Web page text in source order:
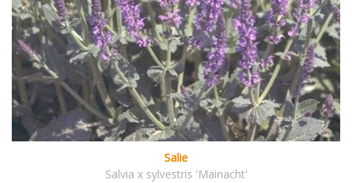
Salie
Salvia x sylvestris 'Mainacht'